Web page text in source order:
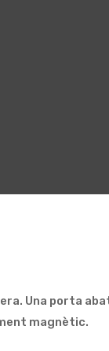
Una porta
magnètic.